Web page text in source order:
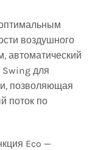
воздушного
автоматический
для
позволяющая
поток по
Eco —